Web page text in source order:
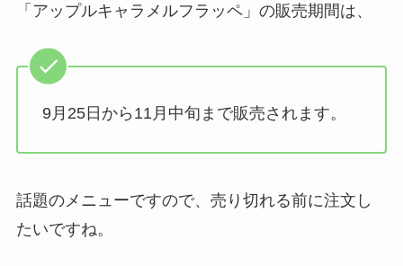
「アップルキャラメルフラッペ」の販売期間は、
9月25日から11月中旬まで販売されます。
話題のメニューですので、売り切れる前に注文し
たいですね。